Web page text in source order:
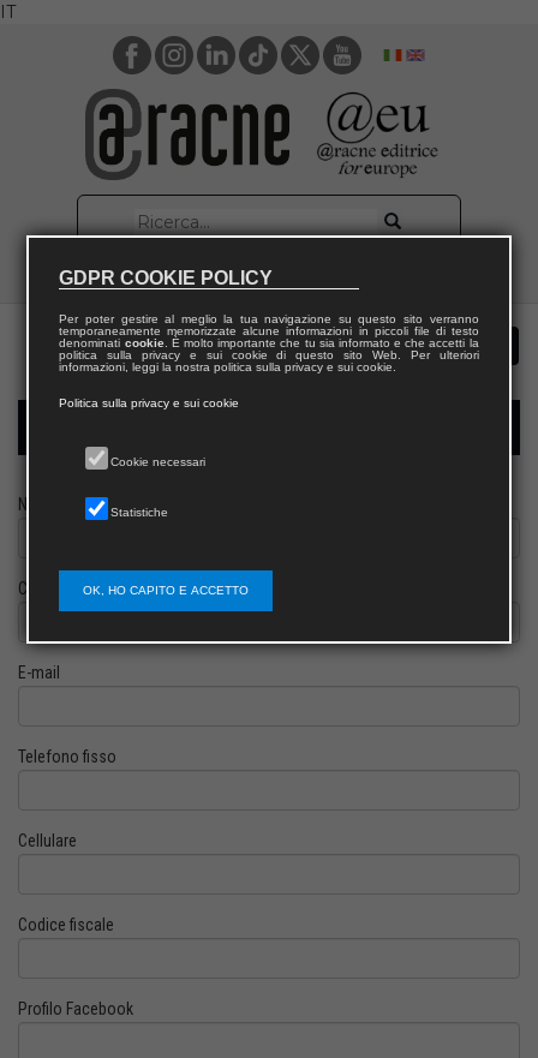
IT
Nome
Cognome
E-mail
Telefono fisso
Cellulare
Codice fiscale
Profilo Facebook
GDPR COOKIE POLICY
Per poter gestire al meglio la tua navigazione su questo sito verranno
temporaneamente memorizzate alcune informazioni in piccoli file di testo
denominati cookie. È molto importante che tu sia informato e che accetti la
politica sulla privacy e sui cookie di questo sito Web. Per ulteriori
informazioni, leggi la nostra politica sulla privacy e sui cookie.
Politica sulla privacy e sui cookie
Cookie necessari
Statistiche
OK, HO CAPITO E ACCETTO